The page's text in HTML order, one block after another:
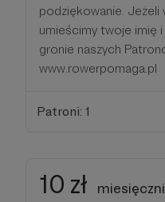
podziękowanie. Jeżeli
umieścimy twoje imię
gronie naszych
www.rowerpomaga.pl
Patroni: 1
10 zł